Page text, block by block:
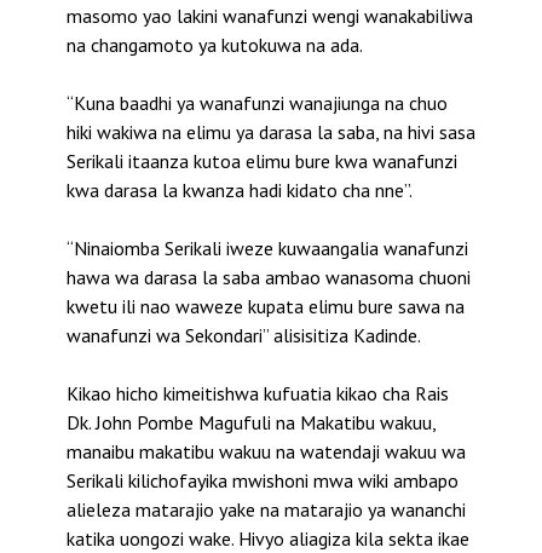
masomo yao lakini wanafunzi wengi wanakabiliwa
na changamoto ya kutokuwa na ada.
“Kuna baadhi ya wanafunzi wanajiunga na chuo
hiki wakiwa na elimu ya darasa la saba, na hivi sasa
Serikali itaanza kutoa elimu bure kwa wanafunzi
kwa darasa la kwanza hadi kidato cha nne”.
“Ninaiomba Serikali iweze kuwaangalia wanafunzi
hawa wa darasa la saba ambao wanasoma chuoni
kwetu ili nao waweze kupata elimu bure sawa na
wanafunzi wa Sekondari” alisisitiza Kadinde.
Kikao hicho kimeitishwa kufuatia kikao cha Rais
Dk. John Pombe Magufuli na Makatibu wakuu,
manaibu makatibu wakuu na watendaji wakuu wa
Serikali kilichofayika mwishoni mwa wiki ambapo
alieleza matarajio yake na matarajio ya wananchi
katika uongozi wake. Hivyo aliagiza kila sekta ikae